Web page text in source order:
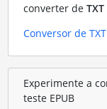
converter de
Conversor de
Experimente a
teste EPUB